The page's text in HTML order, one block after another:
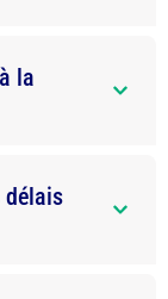
la
délais